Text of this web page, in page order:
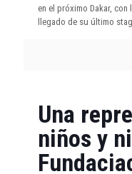
en el próximo Dakar, con
llegado de su último
Una
niños y